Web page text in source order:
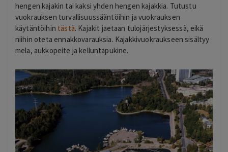
hengen kajakin tai kaksi yhden hengen kajakkia. Tutustu
vuokrauksen turvallisuussääntöihin ja vuokrauksen
käytäntöihin tästä. Kajakit jaetaan tulojärjestyksessä, eikä
niihin oteta ennakkovarauksia. Kajakkivuokraukseen sisältyy
mela, aukkopeite ja kelluntapukine.